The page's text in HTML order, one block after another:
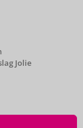
Jolie